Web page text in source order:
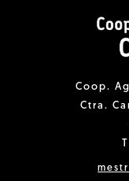
Coop.
Ctra.